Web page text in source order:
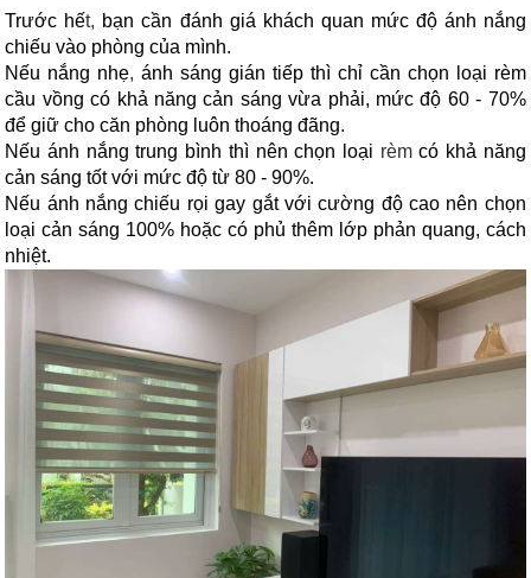
Trước hết, bạn cần đánh giá khách quan mức độ ánh nắng
chiếu vào phòng của mình.
Nếu nắng nhẹ, ánh sáng gián tiếp thì chỉ cần chọn loại rèm
cầu vồng có khả năng cản sáng vừa phải, mức độ 60 - 70%
để giữ cho căn phòng luôn thoáng đãng.
Nếu ánh nắng trung bình thì nên chọn loại rèmcó khả năng
cản sáng tốt với mức độ từ 80 - 90%.
Nếu ánh nắng chiếu rọi gay gắt với cường độ cao nên chọn
loại cản sáng 100% hoặc có phủ thêm lớp phản quang, cách
nhiệt.